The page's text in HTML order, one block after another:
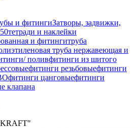
и фитингиЗатворы, задвижки,
тетради и наклейки
и фитингитруба
труба нержавеющая и
поливфитинги из шитого
фитинги резьбовыефитинги
фитинги цанговыефитинги
клапана